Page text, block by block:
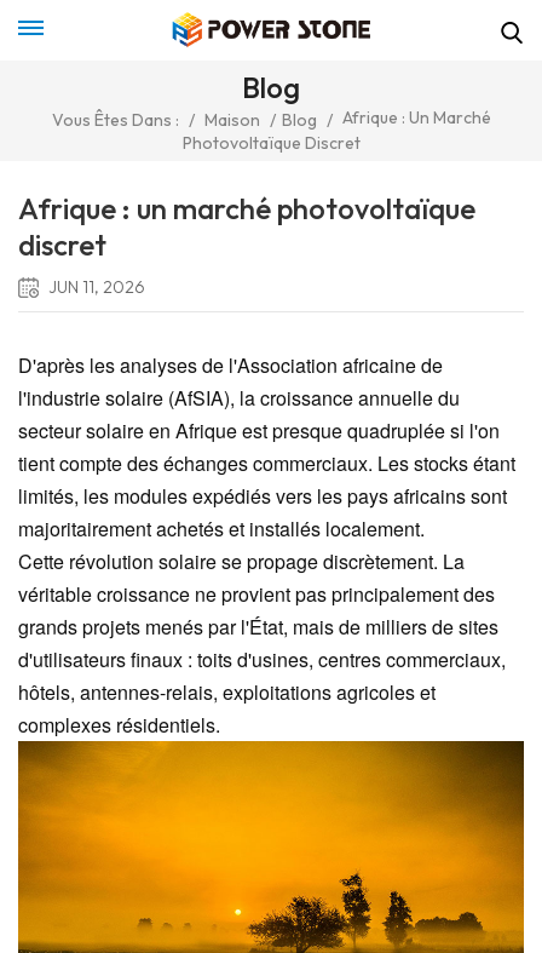
Blog
Vous Êtes Dans : / Maison / Blog / Afrique : Un Marché
Photovoltaïque Discret
Afrique : un marché photovoltaïque
discret
JUN 11, 2026
D'après les analyses de l'Association africaine de
l'industrie solaire (AfSIA), la croissance annuelle du
secteur solaire en Afrique est presque quadruplée si l'on
tient compte des échanges commerciaux. Les stocks étant
limités, les modules expédiés vers les pays africains sont
majoritairement achetés et installés localement.
Cette révolution solaire se propage discrètement. La
véritable croissance ne provient pas principalement des
grands projets menés par l'État, mais de milliers de sites
d'utilisateurs finaux : toits d'usines, centres commerciaux,
hôtels, antennes-relais, exploitations agricoles et
complexes résidentiels.